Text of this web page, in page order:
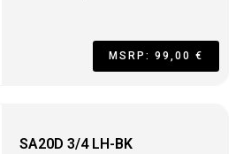
MSRP: 99,00 €
SA20D 3/4 LH-BK